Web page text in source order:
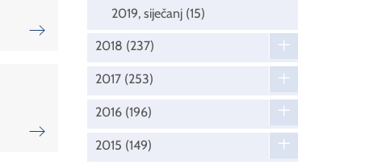
2019, siječanj (15)
2018 (237)
2017 (253)
2016 (196)
2015 (149)